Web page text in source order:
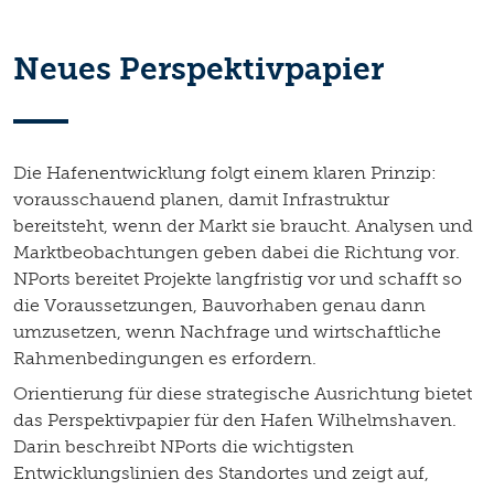
Neues Perspektivpapier
Die Hafenentwicklung folgt einem klaren Prinzip:
vorausschauend planen, damit Infrastruktur
bereitsteht, wenn der Markt sie braucht. Analysen und
Marktbeobachtungen geben dabei die Richtung vor.
NPorts bereitet Projekte langfristig vor und schafft so
die Voraussetzungen, Bauvorhaben genau dann
umzusetzen, wenn Nachfrage und wirtschaftliche
Rahmenbedingungen es erfordern.
Orientierung für diese strategische Ausrichtung bietet
das Perspektivpapier für den Hafen Wilhelmshaven.
Darin beschreibt NPorts die wichtigsten
Entwicklungslinien des Standortes und zeigt auf,